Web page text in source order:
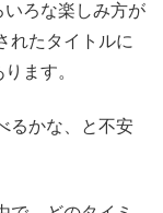
ろな楽しみ方が
れたタイトルに
ます。
るかな、と不安